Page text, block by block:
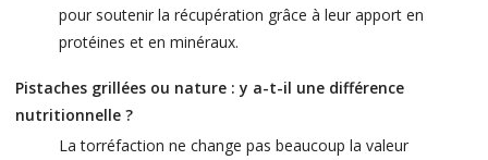
pour soutenir la récupération grâce à leur apport en
protéines et en minéraux.
Pistaches grillées ou nature : y a-t-il une différence
nutritionnelle ?
La torréfaction ne change pas beaucoup la valeur